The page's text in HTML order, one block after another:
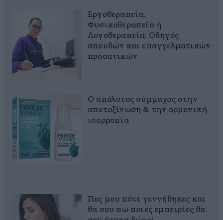
Εργοθεραπεία,
Φυσικοθεραπεία ή
Λογοθεραπεία; Οδηγός
σπουδών και επαγγελματικών
προοπτικών
Ο απόλυτος σύμμαχος στην
αποτοξίνωση & την ορμονική
ισορροπία
Πες μου πότε γεννήθηκες και
θα σου πω ποιες εμπειρίες θα